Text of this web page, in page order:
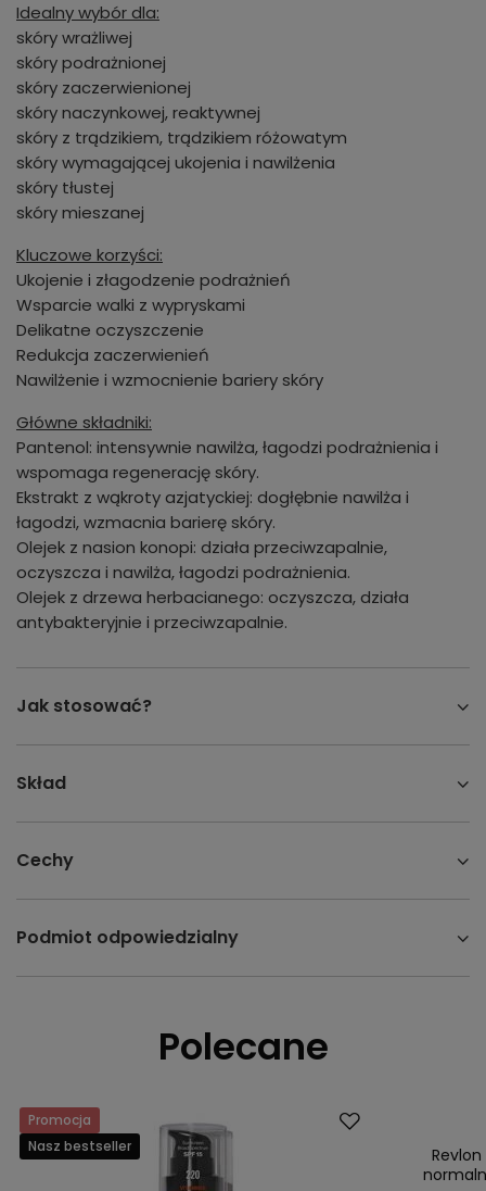
Idealny wybór dla:
skóry wrażliwej
skóry podrażnionej
skóry zaczerwienionej
skóry naczynkowej, reaktywnej
skóry z trądzikiem, trądzikiem różowatym
skóry wymagającej ukojenia i nawilżenia
skóry tłustej
skóry mieszanej
Kluczowe korzyści:
Ukojenie i złagodzenie podrażnień
Wsparcie walki z wypryskami
Delikatne oczyszczenie
Redukcja zaczerwienień
Nawilżenie i wzmocnienie bariery skóry
Główne składniki:
Pantenol: intensywnie nawilża, łagodzi podrażnienia i
wspomaga regenerację skóry.
Ekstrakt z wąkroty azjatyckiej: dogłębnie nawilża i
łagodzi, wzmacnia barierę skóry.
Olejek z nasion konopi: działa przeciwzapalnie,
oczyszcza i nawilża, łagodzi podrażnienia.
Olejek z drzewa herbacianego: oczyszcza, działa
antybakteryjnie i przeciwzapalnie.
Jak stosować?
Skład
Cechy
Podmiot odpowiedzialny
Polecane
Promocja
Nasz bestseller
Nasz